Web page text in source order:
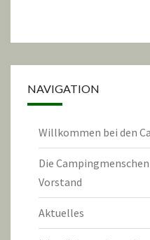
NAVIGATION
Willkommen bei den
Die
Vorstand
Aktuelles